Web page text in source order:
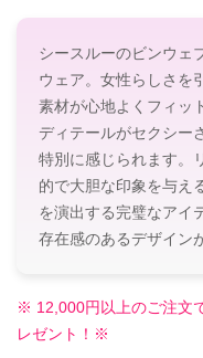
シースルーのビンウェ
ウェア。女性らしさを
素材が心地よくフィッ
ディテールがセクシー
特別に感じられます。
的で大胆な印象を与え
を演出する完璧なアイ
存在感のあるデザイン
※ 12,000円以上のご注文
レゼント！※